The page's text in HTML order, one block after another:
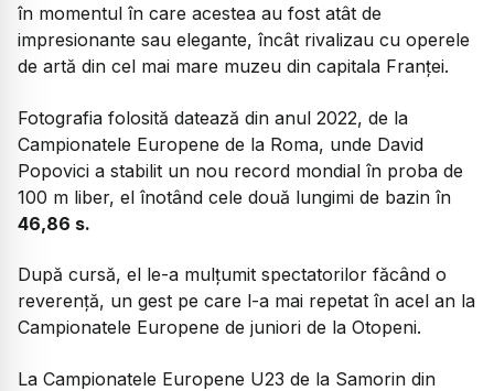
în momentul în care acestea au fost atât de
impresionante sau elegante, încât rivalizau cu operele
de artă din cel mai mare muzeu din capitala Franței.
Fotografia folosită datează din anul 2022, de la
Campionatele Europene de la Roma, unde David
Popovici a stabilit un nou record mondial în proba de
100 m liber, el înotând cele două lungimi de bazin în
46,86 s.
După cursă, el le-a mulțumit spectatorilor făcând o
reverență, un gest pe care l-a mai repetat în acel an la
Campionatele Europene de juniori de la Otopeni.
La Campionatele Europene U23 de la Samorin din